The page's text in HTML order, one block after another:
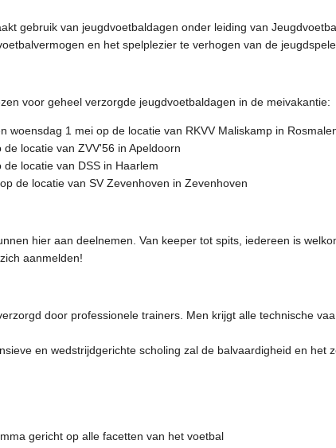
gebruik van jeugdvoetbaldagen onder leiding van
en het spelplezier te verhogen van de
voor geheel verzorgde jeugdvoetbaldagen in de meivakantie:
woensdag 1 mei op de locatie van RKVV Maliskamp in
locatie van ZVV'56 in Apeldoorn
locatie van DSS in Haarlem
de locatie van SV Zevenhoven in Zevenhoven
hier aan deelnemen. Van keeper tot spits, iedereen is
aanmelden!
door professionele trainers. Men krijgt alle technische
en wedstrijdgerichte scholing zal de balvaardigheid en het
gericht op alle facetten van het voetbal